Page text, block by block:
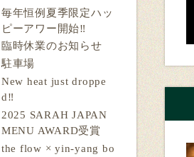
毎年恒例夏季限定ハッ
ピーアワー開始‼️
臨時休業のお知らせ
駐車場
New heat just droppe
d‼️
2025 SARAH JAPAN
MENU AWARD受賞
the flow × yin-yang bo